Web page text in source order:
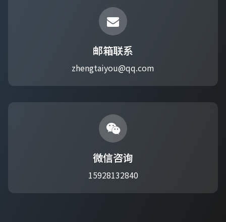
邮箱联系
zhengtaiyou@qq.com
微信咨询
15928132840